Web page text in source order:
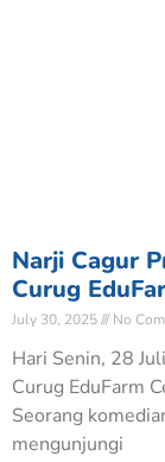
Narji Cagur
Curug
July 30, 2025 No
Hari Senin, 28
Curug EduFarm
Seorang
mengunjungi